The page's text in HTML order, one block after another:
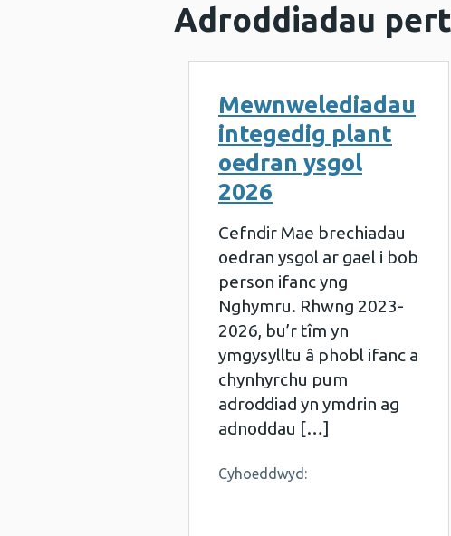
Adroddiadau
Mewnwelediadau
integedig plant
oedran ysgol
2026
Cefndir Mae brechiadau
oedran ysgol ar gael i bob
person ifanc yng
Nghymru. Rhwng 2023-
2026, bu’r tîm yn
ymgysylltu â phobl ifanc a
chynhyrchu pum
adroddiad yn ymdrin ag
adnoddau […]
Cyhoeddwyd: